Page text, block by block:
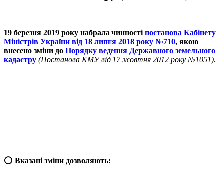
19 березня 2019 року набрала чинності постанова Кабінету
Міністрів України від 18 липня 2018 року №710, якою
внесено зміни до Порядку ведення Державного земельного
кадастру (Постанова КМУ від 17 жовтня 2012 року №1051).
⭕️ Вказані зміни дозволяють: